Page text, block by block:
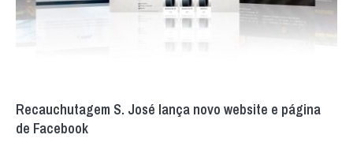
Recauchutagem S. José lança novo website e página
de Facebook